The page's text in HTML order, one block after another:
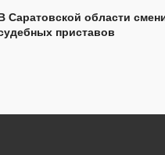
Саратовской области
приставов